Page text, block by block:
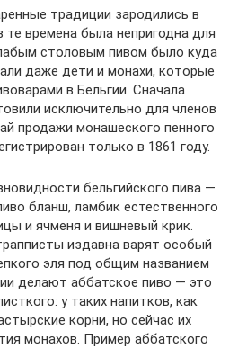
традиции зародились в
те времена была непригодна для
столовым пивом было куда
даже дети и монахи, которые
в Бельгии. Сначала
исключительно для членов
продажи монашеского пенного
только в 1861 году.
бельгийского пива —
бланш, ламбик естественного
и ячменя и вишневый крик.
издавна варят особый
эля под общим названием
делают аббатское пиво — это
у таких напитков, как
корни, но сейчас их
монахов. Пример аббатского